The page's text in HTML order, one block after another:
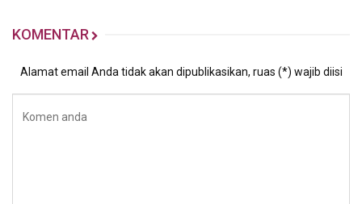
KOMENTAR
Alamat email Anda tidak akan dipublikasikan, ruas (*) wajib diisi